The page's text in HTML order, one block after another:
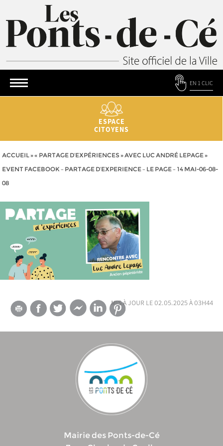
EN 1 CLIC
ESPACE
CITOYENS
ACCUEIL»« PARTAGE D’EXPÉRIENCES » AVEC LUC ANDRÉ LEPAGE»
EVENT FACEBOOK – PARTAGE D’EXPERIENCE – LE PAGE – 14 MAI-06-08-
08
mis à jour le 02.05.2025 à 03h44
Mairie des Ponts-de-Cé